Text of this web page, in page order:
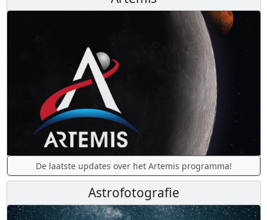
De laatste updates over het Artemis programma!
Astrofotografie